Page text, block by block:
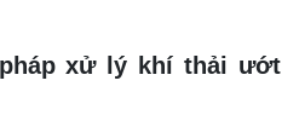
xử lý khí thải ướt